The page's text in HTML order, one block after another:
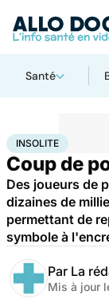
Santé
AccueilSanté
INSOLITE
Coup de
Des joueurs de
dizaines de
permettant de
symbole à
Par La
Mis à jour